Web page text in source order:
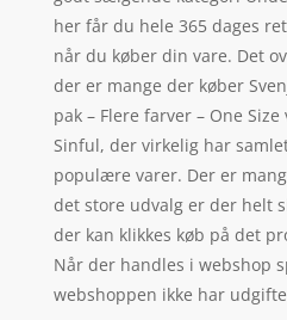
her får du hele 365 dages
når du køber din vare. Det
der er mange der køber
pak – Flere farver – One
Sinful, der virkelig har
populære varer. Der er
det store udvalg er der helt
der kan klikkes køb på det
Når der handles i webshop
webshoppen ikke har